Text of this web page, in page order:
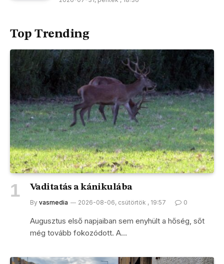
Top Trending
Vaditatás a kánikulába
By vasmedia 2026-08-06, csütörtök , 19:57 0
Augusztus első napjaiban sem enyhült a hőség, sőt
még tovább fokozódott. A…